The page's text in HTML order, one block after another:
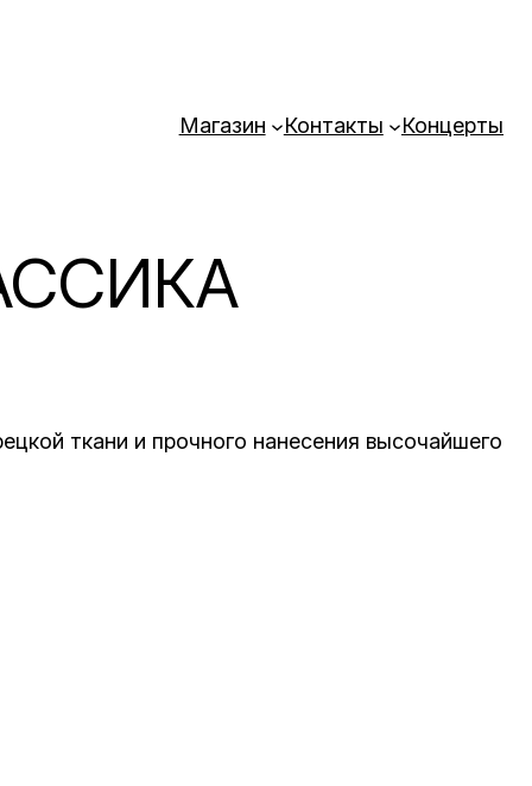
Магазин Контакты Концерты
ткани и прочного нанесения высочайшего